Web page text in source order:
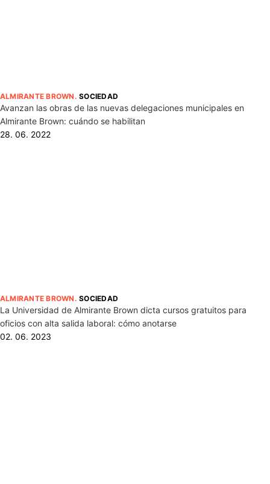
ALMIRANTE BROWN .SOCIEDAD
Avanzan las obras de las nuevas delegaciones municipales en
Almirante Brown: cuándo se habilitan
28. 06. 2022
ALMIRANTE BROWN .SOCIEDAD
La Universidad de Almirante Brown dicta cursos gratuitos para
oficios con alta salida laboral: cómo anotarse
02. 06. 2023